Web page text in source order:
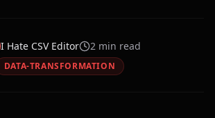
I Hate CSV Editor 2 min read
DATA-TRANSFORMATION